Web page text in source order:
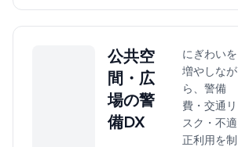
公共空
間・広
場の警
備DX
にぎわいを
増やしなが
ら、警備
費・交通リ
スク・不適
正利用を制